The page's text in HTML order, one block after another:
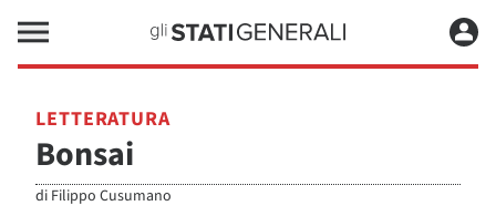
LETTERATURA
Bonsai
di Filippo Cusumano